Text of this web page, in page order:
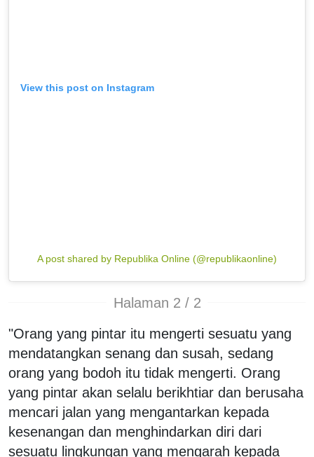
View this post on Instagram
A post shared by Republika Online (@republikaonline)
Halaman 2 / 2
"Orang yang pintar itu mengerti sesuatu yang
mendatangkan senang dan susah, sedang
orang yang bodoh itu tidak mengerti. Orang
yang pintar akan selalu berikhtiar dan berusaha
mencari jalan yang mengantarkan kepada
kesenangan dan menghindarkan diri dari
sesuatu lingkungan yang mengarah kepada